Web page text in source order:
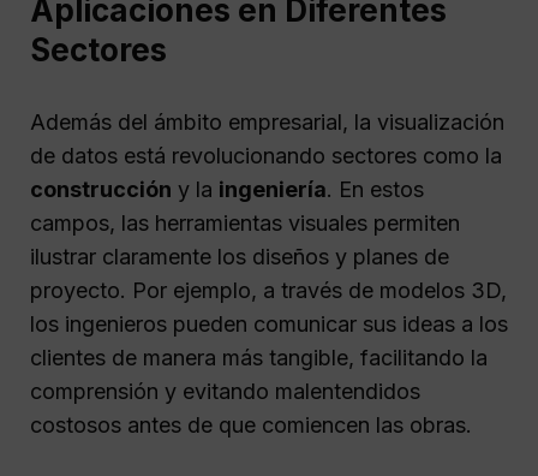
Aplicaciones en Diferentes
Sectores
Además del ámbito empresarial, la visualización
de datos está revolucionando sectores como la
construcción y la ingeniería. En estos
campos, las herramientas visuales permiten
ilustrar claramente los diseños y planes de
proyecto. Por ejemplo, a través de modelos 3D,
los ingenieros pueden comunicar sus ideas a los
clientes de manera más tangible, facilitando la
comprensión y evitando malentendidos
costosos antes de que comiencen las obras.